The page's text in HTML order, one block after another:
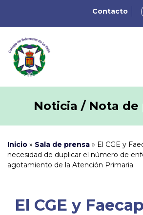
Contacto
Noticia / Nota de
Inicio » Sala de prensa » El CGE y
necesidad de duplicar el número de
agotamiento de la Atención Primaria
El CGE y Faecap